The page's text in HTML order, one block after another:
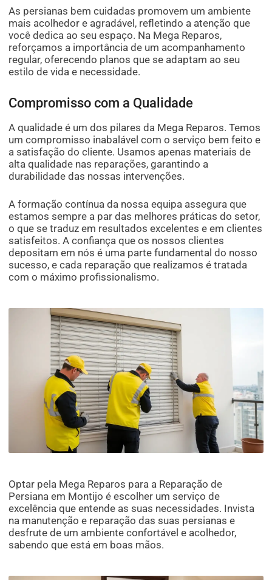
As persianas bem cuidadas promovem um ambiente
mais acolhedor e agradável, refletindo a atenção que
você dedica ao seu espaço. Na Mega Reparos,
reforçamos a importância de um acompanhamento
regular, oferecendo planos que se adaptam ao seu
estilo de vida e necessidade.
Compromisso com a Qualidade
A qualidade é um dos pilares da Mega Reparos. Temos
um compromisso inabalável com o serviço bem feito e
a satisfação do cliente. Usamos apenas materiais de
alta qualidade nas reparações, garantindo a
durabilidade das nossas intervenções.
A formação contínua da nossa equipa assegura que
estamos sempre a par das melhores práticas do setor,
o que se traduz em resultados excelentes e em clientes
satisfeitos. A confiança que os nossos clientes
depositam em nós é uma parte fundamental do nosso
sucesso, e cada reparação que realizamos é tratada
com o máximo profissionalismo.
Optar pela Mega Reparos para a Reparação de
Persiana em Montijo é escolher um serviço de
excelência que entende as suas necessidades. Invista
na manutenção e reparação das suas persianas e
desfrute de um ambiente confortável e acolhedor,
sabendo que está em boas mãos.